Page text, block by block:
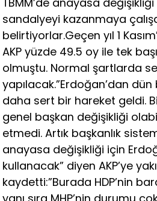
sandalyeyi kazanmaya
belirtiyorlar.Geçen yıl 1
AKP yüzde 49.5 oy ile tek
olmuştu. Normal şartlarda
yapılacak.”Erdoğan’dan
daha sert bir hareket geldi.
genel başkan değişikliği
etmedi. Artık başkanlık
anayasa değişikliği için
kullanacak” diyen AKP’ye
kaydetti:”Burada HDP’nin